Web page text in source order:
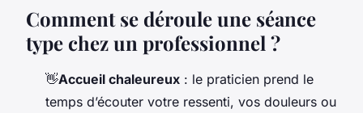
Comment se déroule une séance
type chez un professionnel ?
👋Accueil chaleureux : le praticien prend le
temps d’écouter votre ressenti, vos douleurs ou